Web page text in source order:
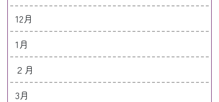
12月
1月
２月
3月